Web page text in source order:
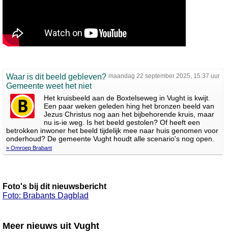
maandag 22 september 2025, 15:37 uur
Waar is dit beeld gebleven?
Gemeente weet het niet
Het kruisbeeld aan de Boxtelseweg in Vught is kwijt.
Een paar weken geleden hing het bronzen beeld van
Jezus Christus nog aan het bijbehorende kruis, maar
nu is-ie weg. Is het beeld gestolen? Of heeft een
betrokken inwoner het beeld tijdelijk mee naar huis genomen voor
onderhoud? De gemeente Vught houdt alle scenario's nog open.
» Omroep Brabant
Foto's bij dit nieuwsbericht
Foto: Brabants Dagblad
Meer nieuws uit Vught